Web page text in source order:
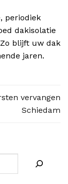
periodiek
dakisolatie
blijft uw dak
jaren.
vervangen
Schiedam